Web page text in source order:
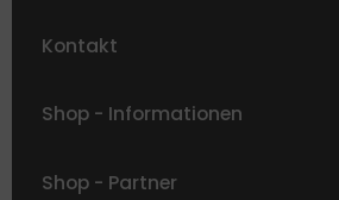
Kontakt
Shop - Informationen
Shop - Partner